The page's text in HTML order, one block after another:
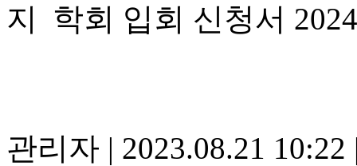
학회 입회 신청서
관리자 | 2023.08.21 10:22